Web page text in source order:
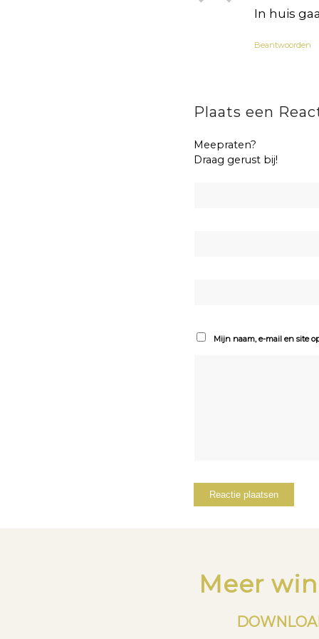
In huis
Beantwoorden
Plaats een
Meepraten?
Draag gerust bij!
Mijn naam, e-mail en site
Meer